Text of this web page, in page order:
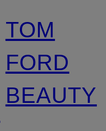
TOM
FORD
BEAUTY